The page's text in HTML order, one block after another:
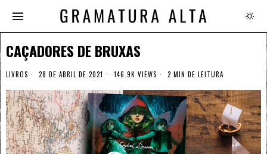
CAÇADORES DE BRUXAS
LIVROS 28 DE ABRIL DE 2021 146.9K VIEWS 2 MIN DE LEITURA